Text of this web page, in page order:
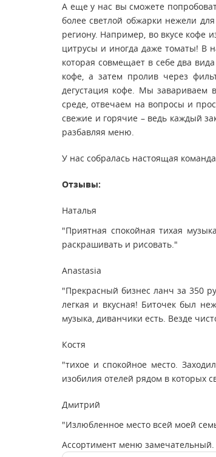
А еще у нас вы сможете
более светлой обжарки нежели
региону. Например, во вкусе кофе
цитрусы и иногда даже томаты! В
которая совмещает в себе два
кофе, а затем пролив через
дегустация кофе. Мы завариваем
среде, отвечаем на вопросы и
свежие и горячие – ведь каждый
разбавляя меню.
У нас собралась настоящая
Отзывы:
Наталья
"Приятная спокойная тихая
раскрашивать и рисовать."
Anastasia
"Прекрасный бизнес ланч за 350
легкая и вкусная! Биточек был
музыка, диванчики есть. Везде
Костя
"тихое и спокойное место.
изобилия отелей рядом в которых
Дмитрий
"Излюбленное место всей моей
Ассортимент меню замечательный.